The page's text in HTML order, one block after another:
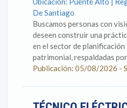
De Santiago
Buscamos personas con
deseen construir una
en el sector de
patrimonial, respaldadas
Publicación: 05/08/2026 -